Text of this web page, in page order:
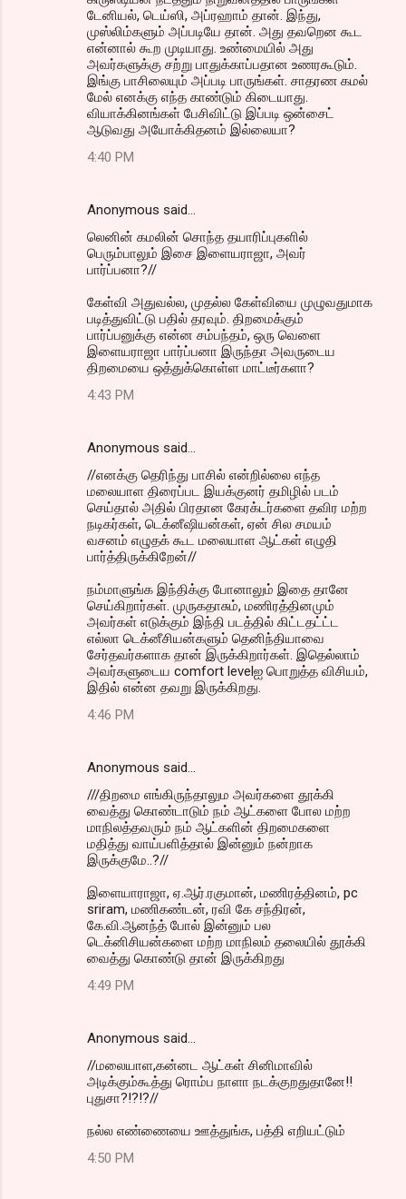
டேனியல், டெய்ஸி, அப்ரஹாம் தான். இந்து,
முஸ்லிம்களும் அப்படியே தான். அது தவறென கூட
என்னால் கூற முடியாது. உண்மையில் அது
அவர்களுக்கு சற்று பாதுக்காப்பதான உணரகூடும்.
இங்கு பாசிலையும் அப்படி பாருங்கள். சாதரண கமல்
மேல் எனக்கு எந்த காண்டும் கிடையாது.
வியாக்கினங்கள் பேசிவிட்டு இப்படி ஒன்சைட்
ஆடுவது அயோக்கிதனம் இல்லையா?
4:40 PM
Anonymous said…
லெனின் கமலின் சொந்த தயாரிப்புகளில்
பெரும்பாலும் இசை இளையராஜா, அவர்
பார்ப்பனா?//
கேள்வி அதுவல்ல, முதல்ல கேள்வியை முழுவதுமாக
படித்துவிட்டு பதில் தரவும். திறமைக்கும்
பார்ப்பனுக்கு என்ன சம்பந்தம், ஒரு வெளை
இளையராஜா பார்ப்பனா இருந்தா அவருடைய
திறமையை ஒத்துக்கொள்ள மாட்டீர்களா?
4:43 PM
Anonymous said…
//எனக்கு தெரிந்து பாசில் என்றில்லை எந்த
மலையாள திரைப்பட இயக்குனர் தமிழில் படம்
செய்தால் அதில் பிரதான கேரக்டர்களை தவிர மற்ற
நடிகர்கள், டெக்னீஷியன்கள், ஏன் சில சமயம்
வசனம் எழுதக் கூட மலையாள ஆட்கள் எழுதி
பார்த்திருக்கிறேன்//
நம்மாளுங்க இந்திக்கு போனாலும் இதை தானே
செய்கிறார்கள். முருகதாசும், மணிரத்தினமும்
அவர்கள் எடுக்கும் இந்தி படத்தில் கிட்டதட்ட்ட
எல்லா டெக்னீசியன்களும் தெனிந்தியாவை
சேர்தவர்களாக தான் இருக்கிறார்கள். இதெல்லாம்
அவர்களுடைய comfort levelஐ பொறுத்த விசியம்,
இதில் என்ன தவறு இருக்கிறது.
4:46 PM
Anonymous said…
///திறமை எங்கிருந்தாலும அவர்களை தூக்கி
வைத்து கொண்டாடும் நம் ஆட்களை போல மற்ற
மாநிலத்தவரும் நம் ஆட்களின் திறமைகளை
மதித்து வாய்பளித்தால் இன்னும் நன்றாக
இருக்குமே..?//
இளையாராஜா, ஏ.ஆர்.ரகுமான், மணிரத்தினம், pc
sriram, மணிகண்டன், ரவி கே சந்திரன்,
கே.வி.ஆனந்த் போல் இன்னும் பல
டெக்னிசியன்களை மற்ற மாநிலம் தலையில் தூக்கி
வைத்து கொண்டு தான் இருக்கிறது
4:49 PM
Anonymous said…
//மலையாள,கன்னட ஆட்கள் சினிமாவில்
அடிக்கும்கூத்து ரொம்ப நாளா நடக்குறதுதானே!!
புதுசா?!?!?//
நல்ல எண்ணையை ஊத்துங்க, பத்தி எறியட்டும்
4:50 PM